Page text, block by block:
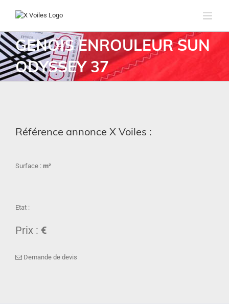
GENOIS ENROULEUR SUN
ODYSSEY 37
Référence annonce X Voiles :
Surface : m²
Etat :
Prix : €
Demande de devis